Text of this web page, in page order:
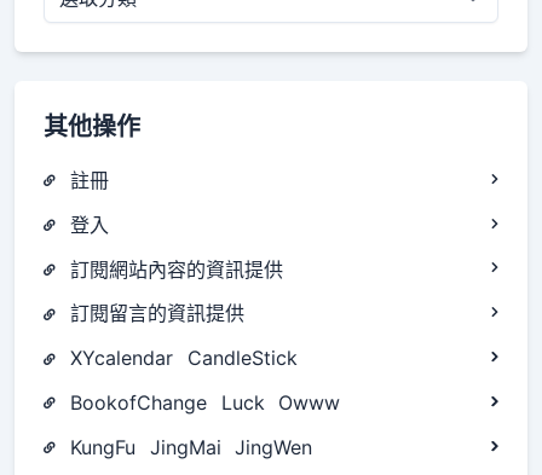
類
其他操作
註冊
登入
訂閱網站內容的資訊提供
訂閱留言的資訊提供
XYcalendar
CandleStick
BookofChange
Luck
Owww
KungFu
JingMai JingWen